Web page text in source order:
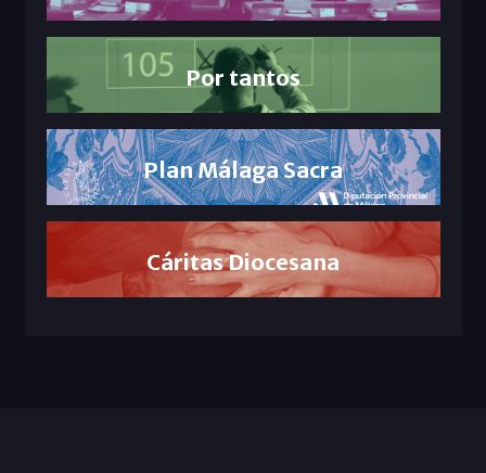
Por tantos
Plan Málaga Sacra
Cáritas Diocesana